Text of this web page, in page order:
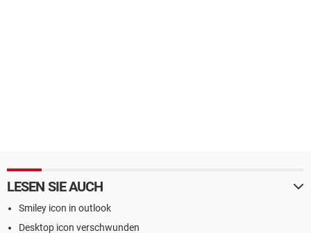
LESEN SIE AUCH
Smiley icon in outlook
Desktop icon verschwunden